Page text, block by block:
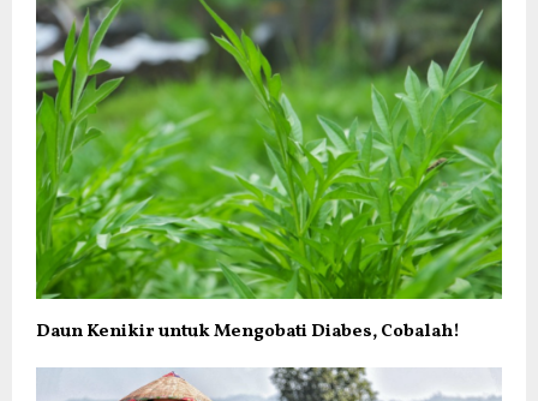
Daun Kenikir untuk Mengobati Diabes, Cobalah!